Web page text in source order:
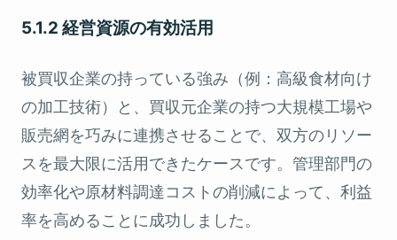
5.1.2 経営資源の有効活用
被買収企業の持っている強み（例：高級食材向け
の加工技術）と、買収元企業の持つ大規模工場や
販売網を巧みに連携させることで、双方のリソー
スを最大限に活用できたケースです。管理部門の
効率化や原材料調達コストの削減によって、利益
率を高めることに成功しました。